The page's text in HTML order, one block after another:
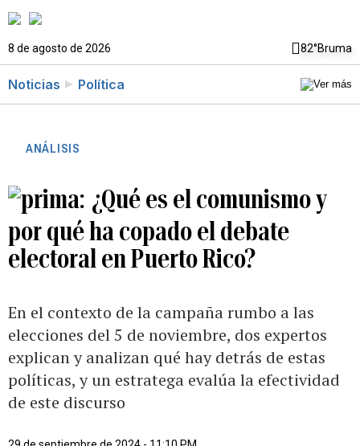
8 de agosto de 2026 82°Bruma
Noticias Política
ANÁLISIS
¿Qué es el comunismo y
por qué ha copado el debate
electoral en Puerto Rico?
En el contexto de la campaña rumbo a las
elecciones del 5 de noviembre, dos expertos
explican y analizan qué hay detrás de estas
políticas, y un estratega evalúa la efectividad
de este discurso